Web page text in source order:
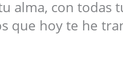
alma, con todas
que hoy te he